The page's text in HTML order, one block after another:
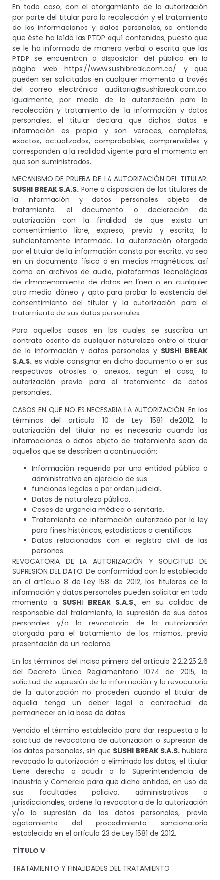
En todo caso, con el otorgamiento de la autorización
por parte del titular para la recolección y el tratamiento
de las informaciones y datos personales, se entiende
que éste ha leído las PTDP aquí contenidas, puesto que
se le ha informado de manera verbal o escrita que las
PTDP se encuentran a disposición del público en la
página web https://www.sushibreak.com.co/ y que
pueden ser solicitadas en cualquier momento a través
del correo electrónico auditoria@sushibreak.com.co.
Igualmente, por medio de la autorización para la
recolección y tratamiento de la información y datos
personales, el titular declara que dichos datos e
información es propia y son veraces, completos,
exactos, actualizados, comprobables, comprensibles y
corresponden a la realidad vigente para el momento en
que son suministrados.
MECANISMO DE PRUEBA DE LA AUTORIZACIÓN DEL TITULAR:
SUSHI BREAK S.A.S. Pone a disposición de los titulares de
la información y datos personales objeto de
tratamiento, el documento o declaración de
autorización con la finalidad de que exista un
consentimiento libre, expreso, previo y escrito, lo
suficientemente informado. La autorización otorgada
por el titular de la información consta por escrito, ya sea
en un documento físico o en medios magnéticos, así
como en archivos de audio, plataformas tecnológicas
de almacenamiento de datos en línea o en cualquier
otro medio idóneo y apto para probar la existencia del
consentimiento del titular y la autorización para el
tratamiento de sus datos personales.
Para aquellos casos en los cuales se suscriba un
contrato escrito de cualquier naturaleza entre el titular
de la información y datos personales y SUSHI BREAK
S.A.S. es viable consignar en dicho documento o en sus
respectivos otrosíes o anexos, según el caso, la
autorización previa para el tratamiento de datos
personales.
CASOS EN QUE NO ES NECESARIA LA AUTORIZACIÓN: En los
términos del artículo 10 de Ley 1581 de2012, la
autorización del titular no es necesaria cuando las
informaciones o datos objeto de tratamiento sean de
aquellos que se describen a continuación:
Información requerida por una entidad pública o
administrativa en ejercicio de sus
funciones legales o por orden judicial.
Datos de naturaleza pública.
Casos de urgencia médica o sanitaria.
Tratamiento de información autorizado por la ley
para fines históricos, estadísticos o científicos.
Datos relacionados con el registro civil de las
personas.
REVOCATORIA DE LA AUTORIZACIÓN Y SOLICITUD DE
SUPRESIÓN DEL DATO: De conformidad con lo establecido
en el artículo 8 de Ley 1581 de 2012, los titulares de la
información y datos personales pueden solicitar en todo
momento a SUSHI BREAK S.A.S., en su calidad de
responsable del tratamiento, la supresión de sus datos
personales y/o la revocatoria de la autorización
otorgada para el tratamiento de los mismos, previa
presentación de un reclamo.
En los términos del inciso primero del artículo 2.2.2.25.2.6
del Decreto Único Reglamentario 1074 de 2015, la
solicitud de supresión de la información y la revocatoria
de la autorización no proceden cuando el titular de
aquella tenga un deber legal o contractual de
permanecer en la base de datos.
Vencido el término establecido para dar respuesta a la
solicitud de revocatoria de autorización o supresión de
los datos personales, sin que SUSHI BREAK S.A.S.hubiere
revocado la autorización o eliminado los datos, el titular
tiene derecho a acudir a la Superintendencia de
Industria y Comercio para que dicha entidad, en uso de
sus facultades policivo, administrativas o
jurisdiccionales, ordene la revocatoria de la autorización
y/o la supresión de los datos personales, previo
agotamiento del procedimiento sancionatorio
establecido en el artículo 23 de Ley 1581 de 2012.
TÍTULO V
TRATAMIENTO Y FINALIDADES DEL TRATAMIENTO